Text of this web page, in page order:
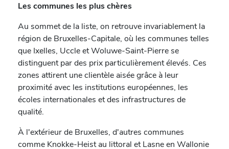
Les communes les plus chères
Au sommet de la liste, on retrouve invariablement la
région de Bruxelles-Capitale, où les communes telles
que Ixelles, Uccle et Woluwe-Saint-Pierre se
distinguent par des prix particulièrement élevés. Ces
zones attirent une clientèle aisée grâce à leur
proximité avec les institutions européennes, les
écoles internationales et des infrastructures de
qualité.
À l'extérieur de Bruxelles, d'autres communes
comme Knokke-Heist au littoral et Lasne en Wallonie